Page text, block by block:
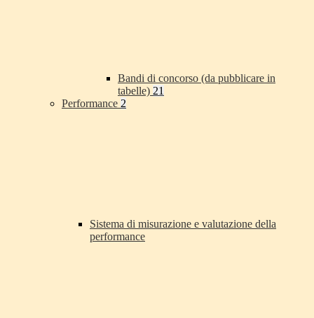
Bandi di concorso (da pubblicare in
tabelle) 21
Performance 2
Sistema di misurazione e valutazione della
performance